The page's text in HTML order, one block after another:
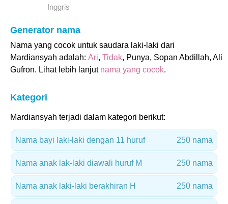
Inggris
Generator nama
Nama yang cocok untuk saudara laki-laki dari
Mardiansyah adalah: Ari, Tidak, Punya, Sopan Abdillah, Ali
Gufron. Lihat lebih lanjut nama yang cocok.
Kategori
Mardiansyah terjadi dalam kategori berikut:
Nama bayi laki-laki dengan 11 huruf 250 nama
Nama anak lak-laki diawali huruf M 250 nama
Nama anak laki-laki berakhiran H 250 nama